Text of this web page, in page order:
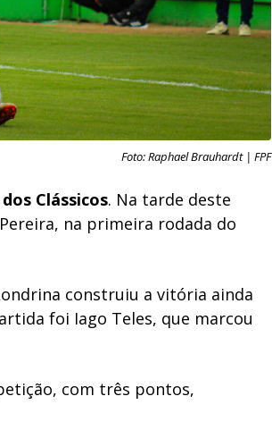
Foto: Raphael Brauhardt | FPF
Clássicos. Na tarde deste
na primeira rodada do
construiu a vitória ainda
foi Iago Teles, que marcou
com três pontos,